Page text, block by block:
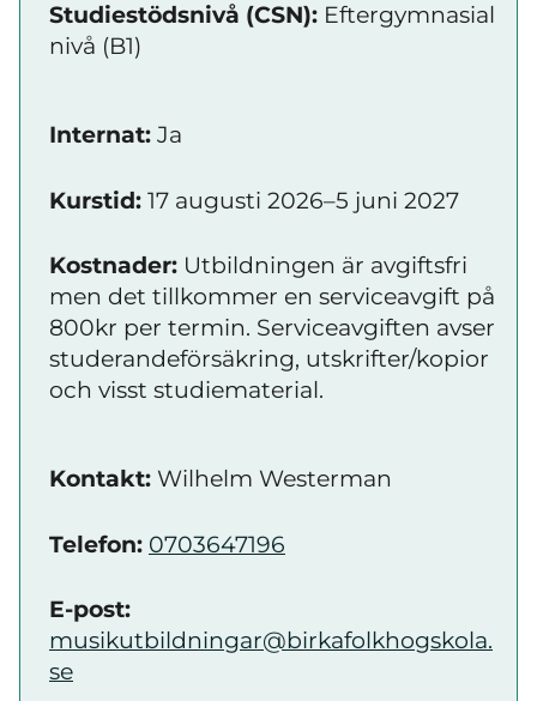
Studiestödsnivå (CSN): Eftergymnasial
nivå (B1)
Internat: Ja
Kurstid: 17 augusti 2026–5 juni 2027
Kostnader: Utbildningen är avgiftsfri
men det tillkommer en serviceavgift på
800kr per termin. Serviceavgiften avser
studerandeförsäkring, utskrifter/kopior
och visst studiematerial.
Kontakt: Wilhelm Westerman
Telefon: 0703647196
E-post:
musikutbildningar@birkafolkhogskola.
se